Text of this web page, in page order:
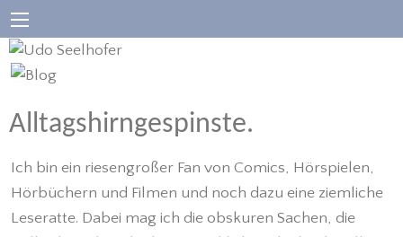
Alltagshirngespinste.
Ich bin ein riesengroßer Fan von Comics, Hörspielen,
Hörbüchern und Filmen und noch dazu eine ziemliche
Leseratte. Dabei mag ich die obskuren Sachen, die